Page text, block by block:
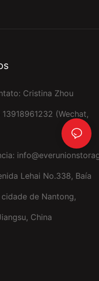
Cristina Zhou
(Wechat,
Lehai No.338, Baía
de Nantong,
China